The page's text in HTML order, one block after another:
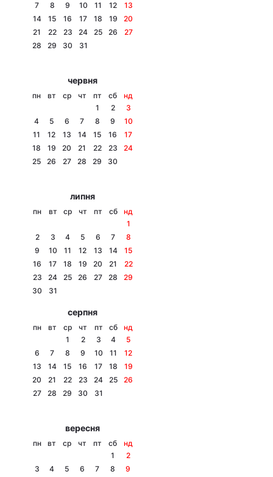
Спорт
Техно і зв'язок
Цікавинки
Екологія
Інтерв'ю
Архів
Контакти
Тема оформлення
7
8 9 10 11 12
13
14
15 16 17 18 19
20
21
22 23 24 25 26
27
28
29 30 31
червня
пн вт ср чт пт сб
нд
1
2
3
4
5 6 7 8 9
10
11
12 13 14 15 16
17
18
19 20 21 22 23
24
25
26 27 28 29 30
липня
пн вт ср чт пт сб
нд
1
2
3 4 5 6 7
8
9
10 11 12 13 14
15
16
17 18 19 20 21
22
23
24 25 26 27 28
29
30
31
серпня
пн вт ср чт пт сб
нд
1
2 3 4
5
6
7 8 9 10 11
12
13
14 15 16 17 18
19
20
21 22 23 24 25
26
27
28 29 30 31
вересня
пн вт ср чт пт сб
нд
1
2
3
4 5 6 7 8
9